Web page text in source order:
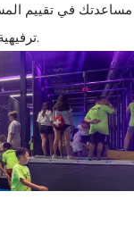
مساعدتك في تقييم
ترفيهية تلائم جمهورك وسوقك المحلي.